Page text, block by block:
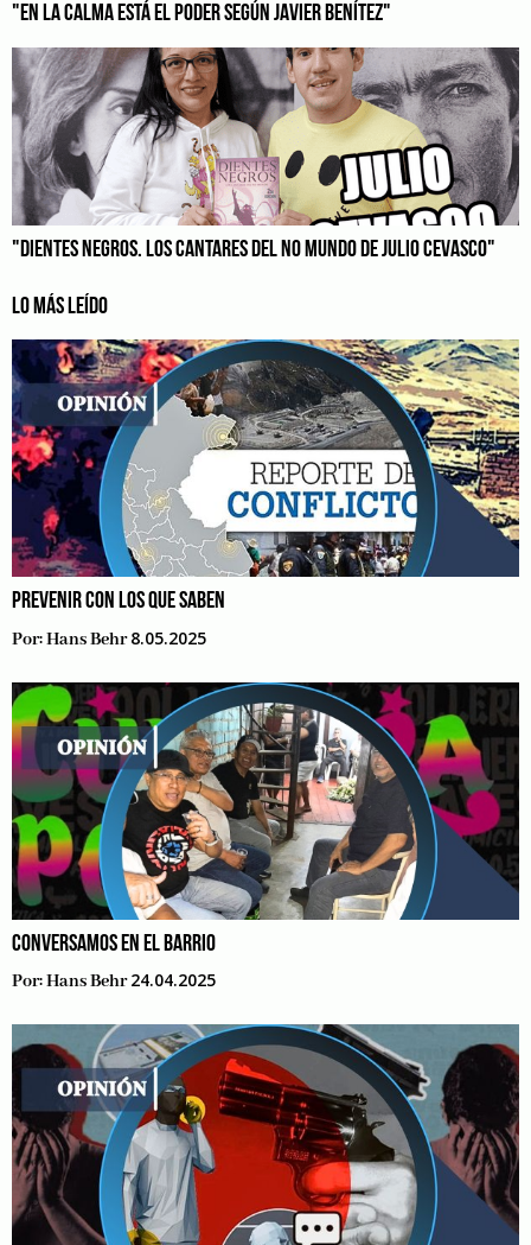
"EN LA CALMA ESTÁ EL PODER SEGÚN JAVIER BENÍTEZ"
"DIENTES NEGROS. LOS CANTARES DEL NO MUNDO DE JULIO CEVASCO"
LO MÁS LEÍDO
PREVENIR CON LOS QUE SABEN
Por:Hans Behr 8.05.2025
CONVERSAMOS EN EL BARRIO
Por:Hans Behr 24.04.2025